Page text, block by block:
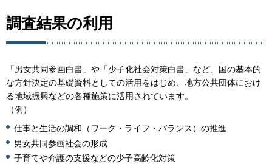
調査結果の利用
「男女共同参画白書」や「少子化社会対策白書」など、国の基本的
な方針決定の基礎資料としての活用をはじめ、地方公共団体におけ
る地域振興などの各種施策に活用されています。
（例）
仕事と生活の調和（ワーク・ライフ・バランス）の推進
男女共同参画社会の形成
子育てや介護の支援などの少子高齢化対策